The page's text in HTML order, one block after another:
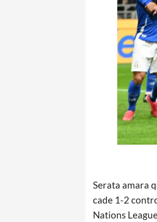
Serata amara
cade 1-2
Nations